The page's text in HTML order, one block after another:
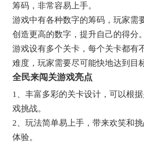
筹码，非常容易上手。
游戏中有各种数字的筹码，玩家需
创造更高的数字，提升自己的得分。
游戏设有多个关卡，每个关卡都有
难度，玩家需要尽可能快地达到目
全民来闯关游戏亮点
1、丰富多彩的关卡设计，可以根
戏挑战。
2、玩法简单易上手，带来欢笑和
体验。